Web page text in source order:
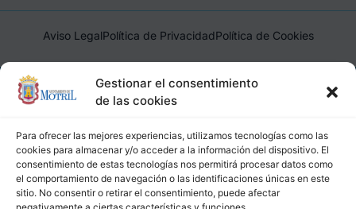
Gestionar el consentimiento
de las cookies
Para ofrecer las mejores experiencias, utilizamos tecnologías como las
cookies para almacenar y/o acceder a la información del dispositivo. El
consentimiento de estas tecnologías nos permitirá procesar datos como
el comportamiento de navegación o las identificaciones únicas en este
sitio. No consentir o retirar el consentimiento, puede afectar
Aviso LegalPolítica de PrivacidadPolítica de Cookies
Ayuntamiento de Motril, Plaza de España, 1, 18600, Motril,
(Granada), CIF: P1814200J, DIR3: L01181400